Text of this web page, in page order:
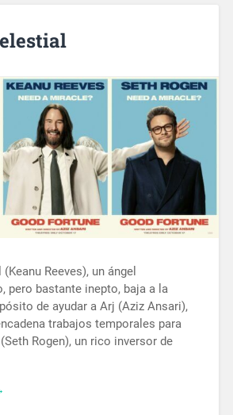
Reeves), un ángel
pero bastante inepto, baja a la
de ayudar a Arj (Aziz Ansari),
trabajos temporales para
Rogen), un rico inversor de